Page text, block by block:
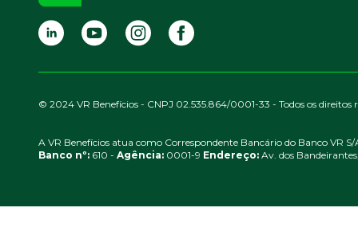
© 2024 VR Benefícios - CNPJ 02.535.864/0001-33 - Todos os direitos
A VR Benefícios atua como Correspondente Bancário do Banco VR S/
Banco nº: 610 - Agência: 0001-9 Endereço: Av. dos